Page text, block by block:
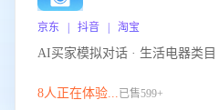
京东 | 抖音 | 淘宝
AI买家模拟对话 · 生活电器类
8人正在体验...已售599+